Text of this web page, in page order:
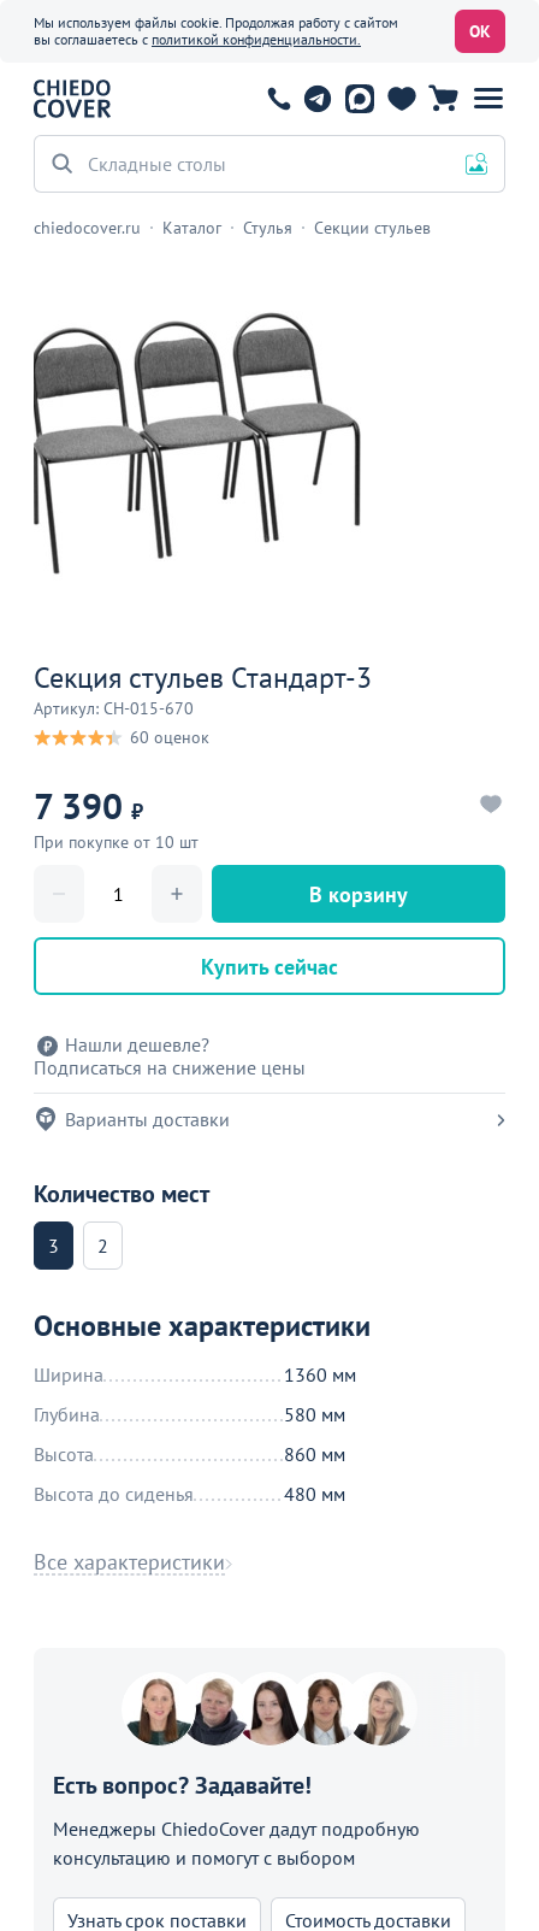
Мы используем файлы cookie. Продолжая работу с сайтом
вы соглашаетесь с политикой конфиденциальности. ОК
Складные столы
chiedocover.ru Каталог Стулья Секции стульев
Секция стульев Стандарт-3
Артикул: CH-015-670
60 оценок
7 390 ₽
При покупке от 10 шт
В корзину
Купить сейчас
Нашли дешевле?
Подписаться на снижение цены
Варианты доставки
Количество мест
3 2
Основные характеристики
Ширина
1360 мм
Глубина
580 мм
Высота
860 мм
Высота до сиденья
480 мм
Все характеристики
Есть вопрос? Задавайте!
Менеджеры ChiedoCover дадут подробную
консультацию и помогут с выбором
Узнать срок поставки Стоимость доставки